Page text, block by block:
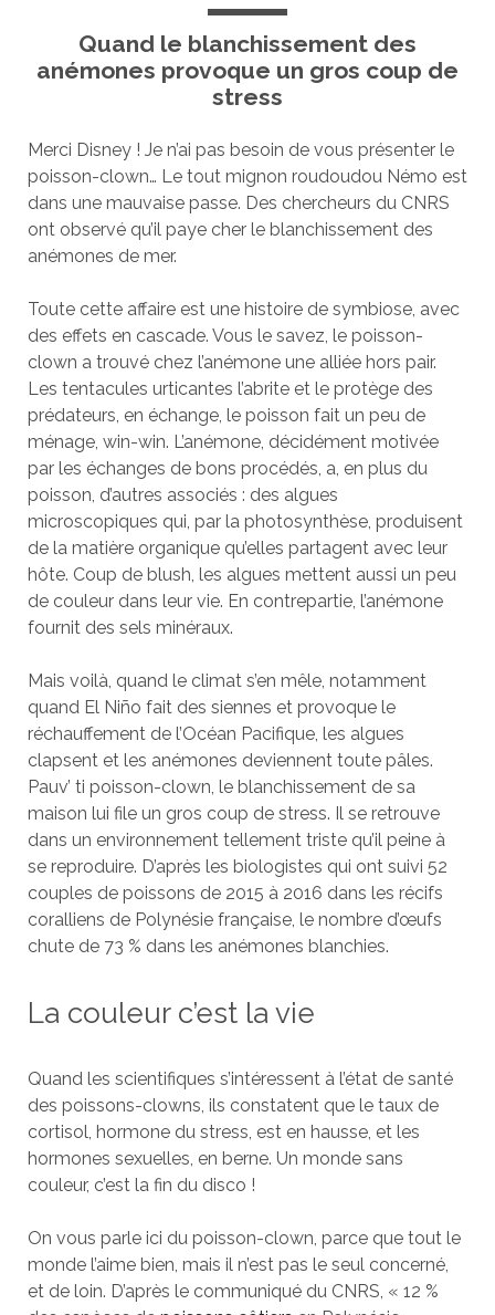
Quand le blanchissement des
anémones provoque un gros coup de
stress
Merci Disney ! Je n’ai pas besoin de vous présenter le
poisson-clown… Le tout mignon roudoudou Némo est
dans une mauvaise passe. Des chercheurs du CNRS
ont observé qu’il paye cher le blanchissement des
anémones de mer.
Toute cette affaire est une histoire de symbiose, avec
des effets en cascade. Vous le savez, le poisson-
clown a trouvé chez l’anémone une alliée hors pair.
Les tentacules urticantes l’abrite et le protège des
prédateurs, en échange, le poisson fait un peu de
ménage, win-win. L’anémone, décidément motivée
par les échanges de bons procédés, a, en plus du
poisson, d’autres associés : des algues
microscopiques qui, par la photosynthèse, produisent
de la matière organique qu’elles partagent avec leur
hôte. Coup de blush, les algues mettent aussi un peu
de couleur dans leur vie. En contrepartie, l’anémone
fournit des sels minéraux.
Mais voilà, quand le climat s’en mêle, notamment
quand El Niño fait des siennes et provoque le
réchauffement de l’Océan Pacifique, les algues
clapsent et les anémones deviennent toute pâles.
Pauv’ ti poisson-clown, le blanchissement de sa
maison lui file un gros coup de stress. Il se retrouve
dans un environnement tellement triste qu’il peine à
se reproduire. D’après les biologistes qui ont suivi 52
couples de poissons de 2015 à 2016 dans les récifs
coralliens de Polynésie française, le nombre d’œufs
chute de 73 % dans les anémones blanchies.
La couleur c’est la vie
Quand les scientifiques s’intéressent à l’état de santé
des poissons-clowns, ils constatent que le taux de
cortisol, hormone du stress, est en hausse, et les
hormones sexuelles, en berne. Un monde sans
couleur, c’est la fin du disco !
On vous parle ici du poisson-clown, parce que tout le
monde l’aime bien, mais il n’est pas le seul concerné,
et de loin. D’après le communiqué du CNRS, « 12 %